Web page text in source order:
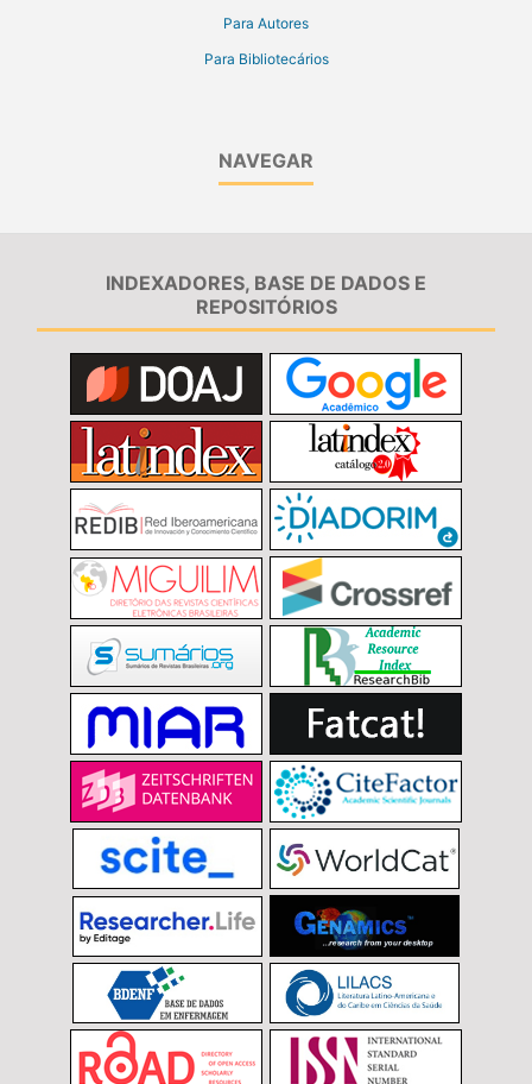
Para Autores
Para Bibliotecários
NAVEGAR
INDEXADORES, BASE DE DADOS E
REPOSITÓRIOS